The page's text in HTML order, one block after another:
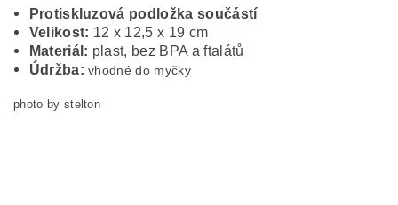
Protiskluzová podložka součástí
Velikost: 12 x 12,5 x 19 cm
Materiál: plast, bez BPA a ftalátů
Údržba:vhodné do myčky
photo by stelton